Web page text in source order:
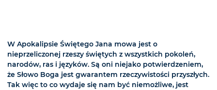
W Apokalipsie Świętego Jana mowa jest o
nieprzeliczonej rzeszy świętych z wszystkich pokoleń,
narodów, ras i języków. Są oni niejako potwierdzeniem,
że Słowo Boga jest gwarantem rzeczywistości przyszłych.
Tak więc to co wydaje się nam być niemożliwe, jest